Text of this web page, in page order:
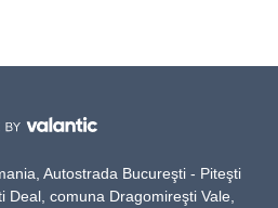
Autostrada Bucureşti - Piteşti
Deal, comuna Dragomireşti Vale,